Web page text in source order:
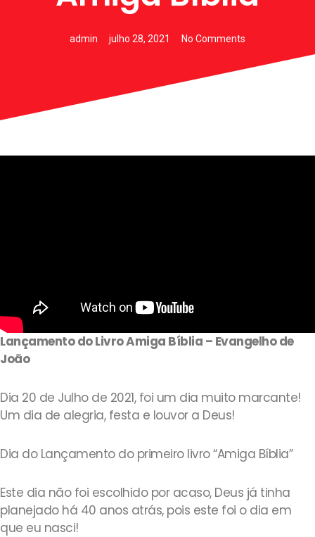
admin julho 28, 2021 No Comments
Lançamento do Livro Amiga Bíblia – Evangelho de
João
Dia 20 de Julho de 2021, foi um dia muito marcante!
Um dia de alegria, festa e louvor a Deus!
Dia do Lançamento do primeiro livro “Amiga Bíblia”
Este dia não foi escolhido por acaso, Deus já tinha
planejado há 40 anos atrás, pois este foi o dia em
que eu nasci!